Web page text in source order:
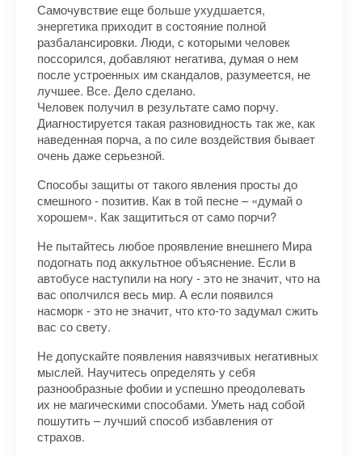
Самочувствие еще больше ухудшается,
энергетика приходит в состояние полной
разбалансировки. Люди, с которыми человек
поссорился, добавляют негатива, думая о нем
после устроенных им скандалов, разумеется, не
лучшее. Все. Дело сделано.
Человек получил в результате само порчу.
Диагностируется такая разновидность так же, как
наведенная порча, а по силе воздействия бывает
очень даже серьезной.
Способы защиты от такого явления просты до
смешного - позитив. Как в той песне – «думай о
хорошем». Как защититься от само порчи?
Не пытайтесь любое проявление внешнего Мира
подогнать под аккультное объяснение. Если в
автобусе наступили на ногу - это не значит, что на
вас ополчился весь мир. А если появился
насморк - это не значит, что кто-то задумал сжить
вас со свету.
Не допускайте появления навязчивых негативных
мыслей. Научитесь определять у себя
разнообразные фобии и успешно преодолевать
их не магическими способами. Уметь над собой
пошутить – лучший способ избавления от
страхов.